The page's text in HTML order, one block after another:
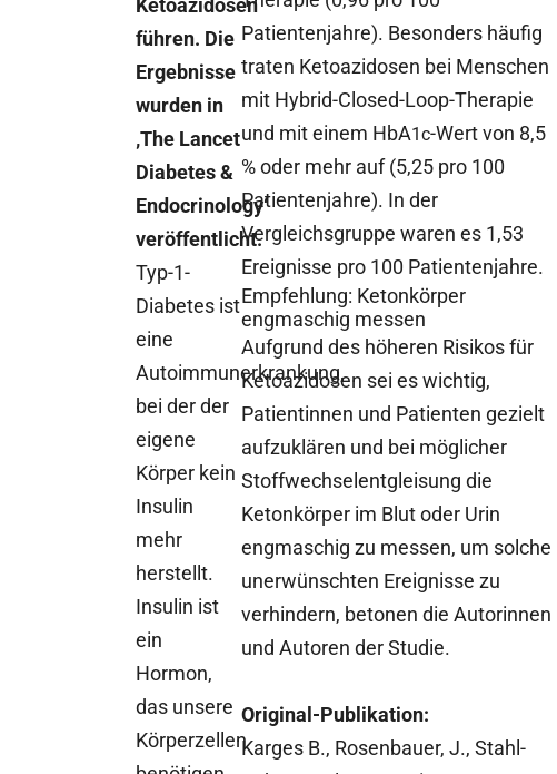
führen. Die
Ergebnisse
wurden in
‚The Lancet
Diabetes &
Endocrinology‘
veröffentlicht.
Typ-1-
Diabetes ist
eine
Autoimmunerkrankung,
bei der der
eigene
Körper kein
Insulin
mehr
herstellt.
Insulin ist
ein
Hormon,
das unsere
Körperzellen
Patientenjahre). Besonders häufig
traten Ketoazidosen bei Menschen
mit Hybrid-Closed-Loop-Therapie
und mit einem HbA1c-Wert von 8,5
% oder mehr auf (5,25 pro 100
Patientenjahre). In der
Vergleichsgruppe waren es 1,53
Ereignisse pro 100 Patientenjahre.
Empfehlung: Ketonkörper
engmaschig messen
Aufgrund des höheren Risikos für
Ketoazidosen sei es wichtig,
Patientinnen und Patienten gezielt
aufzuklären und bei möglicher
Stoffwechselentgleisung die
Ketonkörper im Blut oder Urin
engmaschig zu messen, um solche
unerwünschten Ereignisse zu
verhindern, betonen die Autorinnen
und Autoren der Studie.
Original-Publikation:
Karges B., Rosenbauer, J., Stahl-